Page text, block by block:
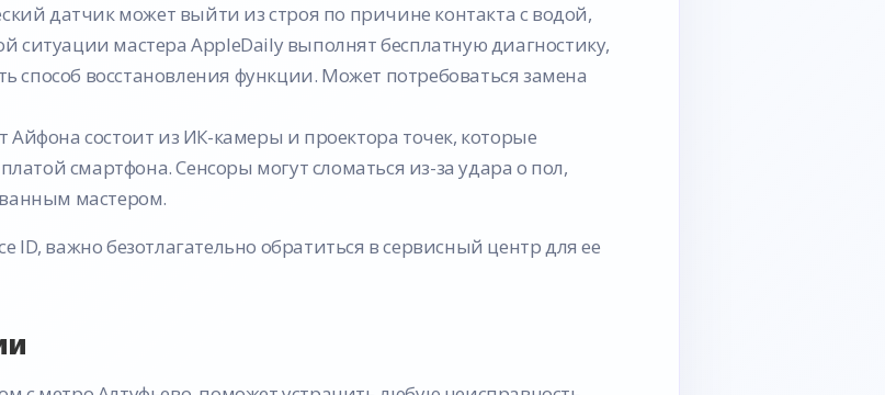
датчик может выйти из строя по причине контакта с водой,
ситуации мастера AppleDaily выполнят бесплатную диагностику,
способ восстановления функции. Может потребоваться замена
Айфона состоит из ИК-камеры и проектора точек, которые
смартфона. Сенсоры могут сломаться из-за удара о пол,
мастером.
важно безотлагательно обратиться в сервисный центр для ее